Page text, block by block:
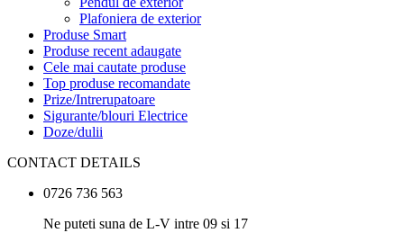
Plafoniera de exterior
Produse Smart
Produse recent adaugate
Cele mai cautate produse
Top produse recomandate
Prize/Intrerupatoare
Sigurante/blouri Electrice
Doze/dulii
CONTACT DETAILS
0726 736 563
Ne puteti suna de L-V intre 09 si 17